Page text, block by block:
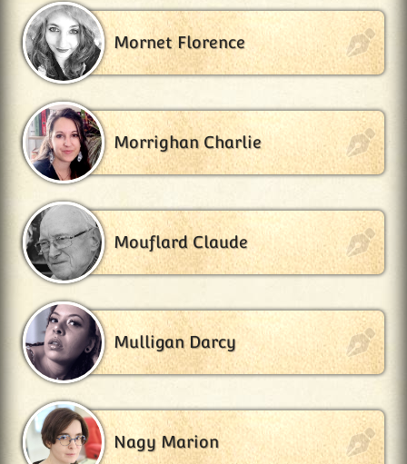
Mornet Florence
Morrighan Charlie
Mouflard Claude
Mulligan Darcy
Nagy Marion